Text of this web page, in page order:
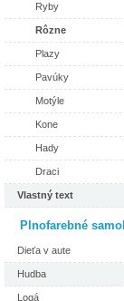
Ryby
Rôzne
Plazy
Pavúky
Motýle
Kone
Hady
Draci
Vlastný text
Plnofarebné
Dieťa v aute
Hudba
Logá